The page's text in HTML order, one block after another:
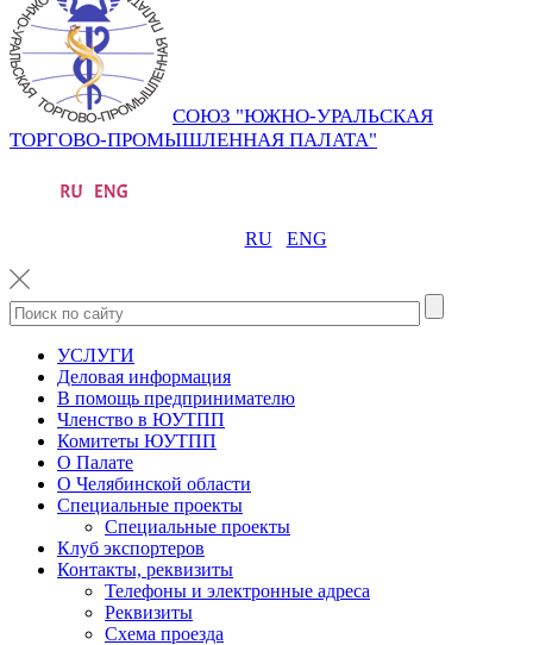
СОЮЗ "ЮЖНО-УРАЛЬСКАЯ
ТОРГОВО-ПРОМЫШЛЕННАЯ ПАЛАТА"
RU ENG
УСЛУГИ
Деловая информация
В помощь предпринимателю
Членство в ЮУТПП
Комитеты ЮУТПП
О Палате
О Челябинской области
Специальные проекты
Специальные проекты
Клуб экспортеров
Контакты, реквизиты
Телефоны и электронные адреса
Реквизиты
Схема проезда